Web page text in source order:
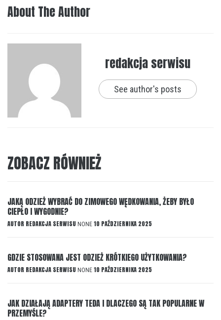
About The Author
redakcja serwisu
See author's posts
ZOBACZ RÓWNIEŻ
JAKĄ ODZIEŻ WYBRAĆ DO ZIMOWEGO WĘDKOWANIA, ŻEBY BYŁO
CIEPŁO I WYGODNIE?
AUTOR REDAKCJA SERWISU NONE 10 PAŹDZIERNIKA 2025
GDZIE STOSOWANA JEST ODZIEŻ KRÓTKIEGO UŻYTKOWANIA?
AUTOR REDAKCJA SERWISU NONE 10 PAŹDZIERNIKA 2025
JAK DZIAŁAJĄ ADAPTERY TEDA I DLACZEGO SĄ TAK POPULARNE W
PRZEMYŚLE?